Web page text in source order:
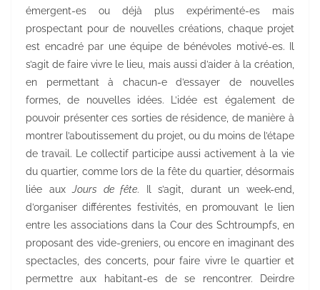
émergent-es ou déjà plus expérimenté-es mais
prospectant pour de nouvelles créations, chaque projet
est encadré par une équipe de bénévoles motivé-es. Il
s’agit de faire vivre le lieu, mais aussi d’aider à la création,
en permettant à chacun-e d’essayer de nouvelles
formes, de nouvelles idées. L’idée est également de
pouvoir présenter ces sorties de résidence, de manière à
montrer l’aboutissement du projet, ou du moins de l’étape
de travail. Le collectif participe aussi activement à la vie
du quartier, comme lors de la fête du quartier, désormais
liée aux
Jours de fête. Il s’agit, durant un week-end,
d’organiser différentes festivités, en promouvant le lien
entre les associations dans la Cour des Schtroumpfs, en
proposant des vide-greniers, ou encore en imaginant des
spectacles, des concerts, pour faire vivre le quartier et
permettre aux habitant-es de se rencontrer. Deirdre